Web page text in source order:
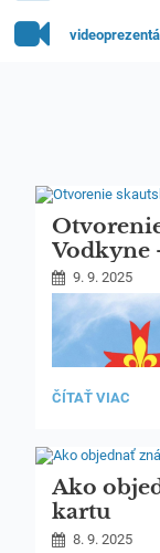
Vodkyne
9. 9. 2025
OTVORENIE
PRE
VODKYNE
POZVÁNKA:
ČÍTAŤ VIAC
Ako
kartu
8. 9. 2025